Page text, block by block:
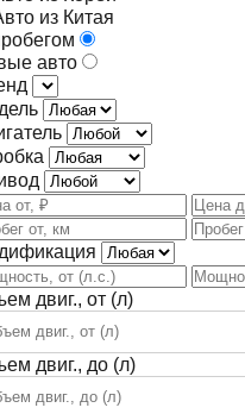
из Китая
авто
двиг., от (л)
двиг., до (л)